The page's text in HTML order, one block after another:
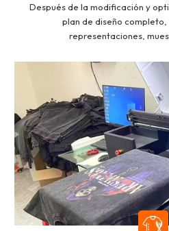
Después de la modificación y
plan de diseño completo,
representaciones,